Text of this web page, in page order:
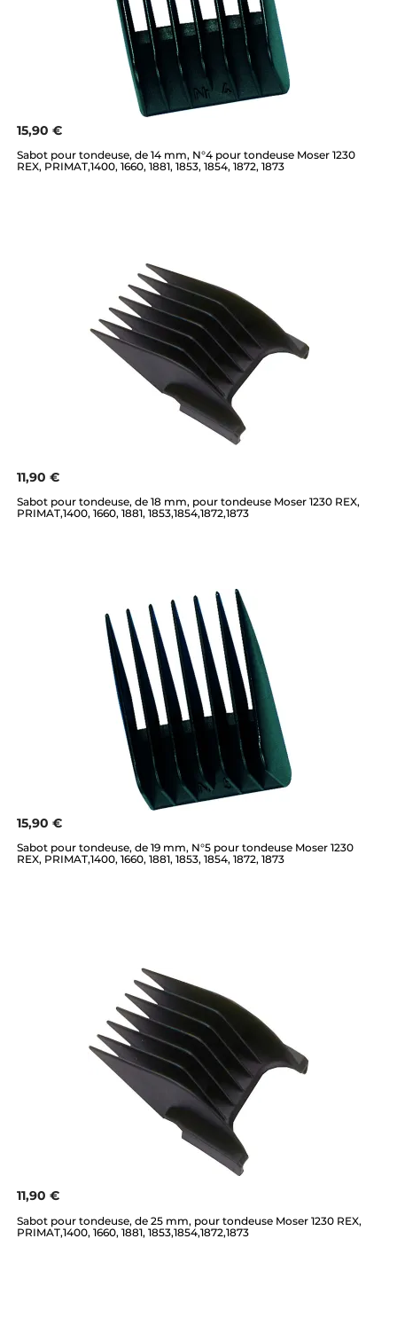
15,90 €
Sabot pour tondeuse, de 14 mm, N°4 pour tondeuse Moser 1230
REX, PRIMAT,1400, 1660, 1881, 1853, 1854, 1872, 1873
11,90 €
Sabot pour tondeuse, de 18 mm, pour tondeuse Moser 1230 REX,
PRIMAT,1400, 1660, 1881, 1853,1854,1872,1873
15,90 €
Sabot pour tondeuse, de 19 mm, N°5 pour tondeuse Moser 1230
REX, PRIMAT,1400, 1660, 1881, 1853, 1854, 1872, 1873
11,90 €
Sabot pour tondeuse, de 25 mm, pour tondeuse Moser 1230 REX,
PRIMAT,1400, 1660, 1881, 1853,1854,1872,1873